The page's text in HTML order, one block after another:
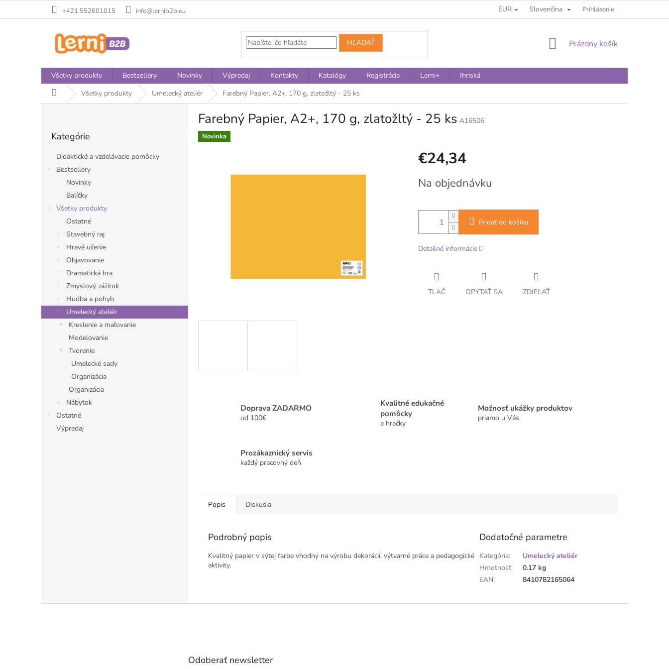
+421 552601015 info@lernib2b.eu EUR Slovenčina Prihlásenie
HĽADAŤ
NÁKUPNÝ
Prázdny košík
Všetky produkty Bestsellery Novinky Výpredaj Kontakty Katalógy Registrácia Lerni+
Ihriská
DomovVšetky produkty Umelecký ateliér Farebný Papier, A2+, 170 g, zlatožltý - 25 ks
kategórie
Kategórie
Didaktické a vzdelávacie pomôcky
Bestsellery
Novinky
Balíčky
Všetky produkty
Ostatné
Stavebný raj
Hravé učenie
Objavovanie
Dramatická hra
Zmyslový zážitok
Hudba a pohyb
Umelecký ateliér
Kreslenie a maľovanie
Modelovanie
Tvorenie
Umelecké sady
Organizácia
Organizácia
Nábytok
Ostatné
Výpredaj
Farebný Papier, A2+, 170 g, zlatožltý - 25 ks A16506
Novinka
€24,34
cena:
Na objednávku
Pridať do košíka
Detailné informácie
TLAČ OPÝTAŤ SA ZDIEĽAŤ
Doprava ZADARMO
od 100€
Kvalitné edukačné
pomôcky
a hračky
Možnosť ukážky produktov
priamo u Vás
Prozákaznický servis
každý pracovný deň
Popis Diskusia
Podrobný popis
Kvalitný papier v sýtej farbe vhodný na výrobu dekorácií, výtvarné práce a pedagogické
aktivity.
Dodatočné parametre
Kategória:
Umelecký ateliér
Hmotnosť:
0.17 kg
EAN: 8410782165064
Odoberať newsletter